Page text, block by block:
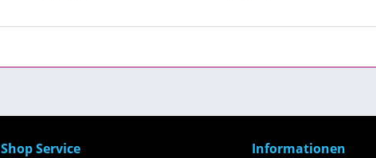
Shop Service Informationen